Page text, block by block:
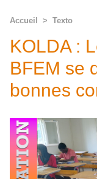
Accueil > Texto
KOLDA :
BFEM se
bonnes